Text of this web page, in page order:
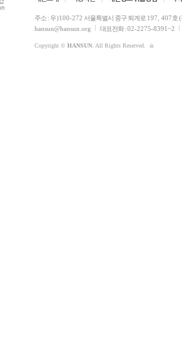
주소 : 우)100-272 서울특별시 중구 퇴계로 197, 407호
hansun@hansun.org
대표전화 :02-2275-8391~2
Copyright © HANSUN . All Rights Reserved.